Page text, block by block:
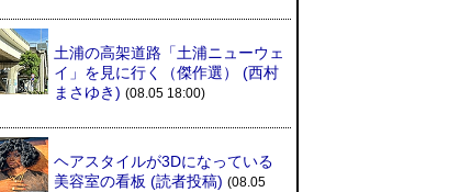
土浦の高架道路「土浦ニューウェ
イ」を見に行く（傑作選）
(西村
まさゆき) (08.05 18:00)
ヘアスタイルが3Dになっている
美容室の看板 (読者投稿) (08.05